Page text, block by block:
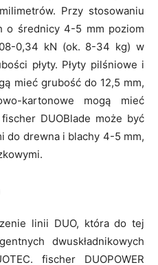
Przy stosowaniu
o średnicy 4-5 mm poziom
0,34 kN (ok. 8-34 kg) w
płyty. Płyty pilśniowe i
mieć grubość do 12,5 mm,
kartonowe mogą mieć
DUOBlade może być
do drewna i blachy 4-5 mm,
linii DUO, która do tej
dwuskładnikowych
fischer DUOPOWER